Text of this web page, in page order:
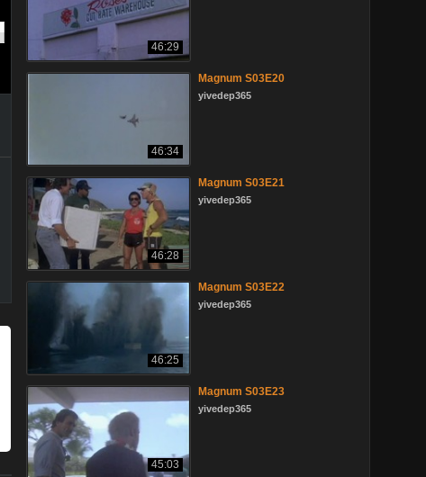
46:29
46:34
Magnum S03E20
yivedep365
46:28
Magnum S03E21
yivedep365
46:25
Magnum S03E22
yivedep365
45:03
Magnum S03E23
yivedep365